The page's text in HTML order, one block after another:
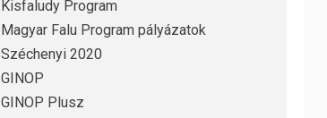
Kisfaludy Program
Magyar Falu Program pályázatok
Széchenyi 2020
GINOP
GINOP Plusz